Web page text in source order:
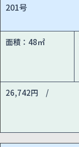
201号
面積：48㎡
26,742円 /